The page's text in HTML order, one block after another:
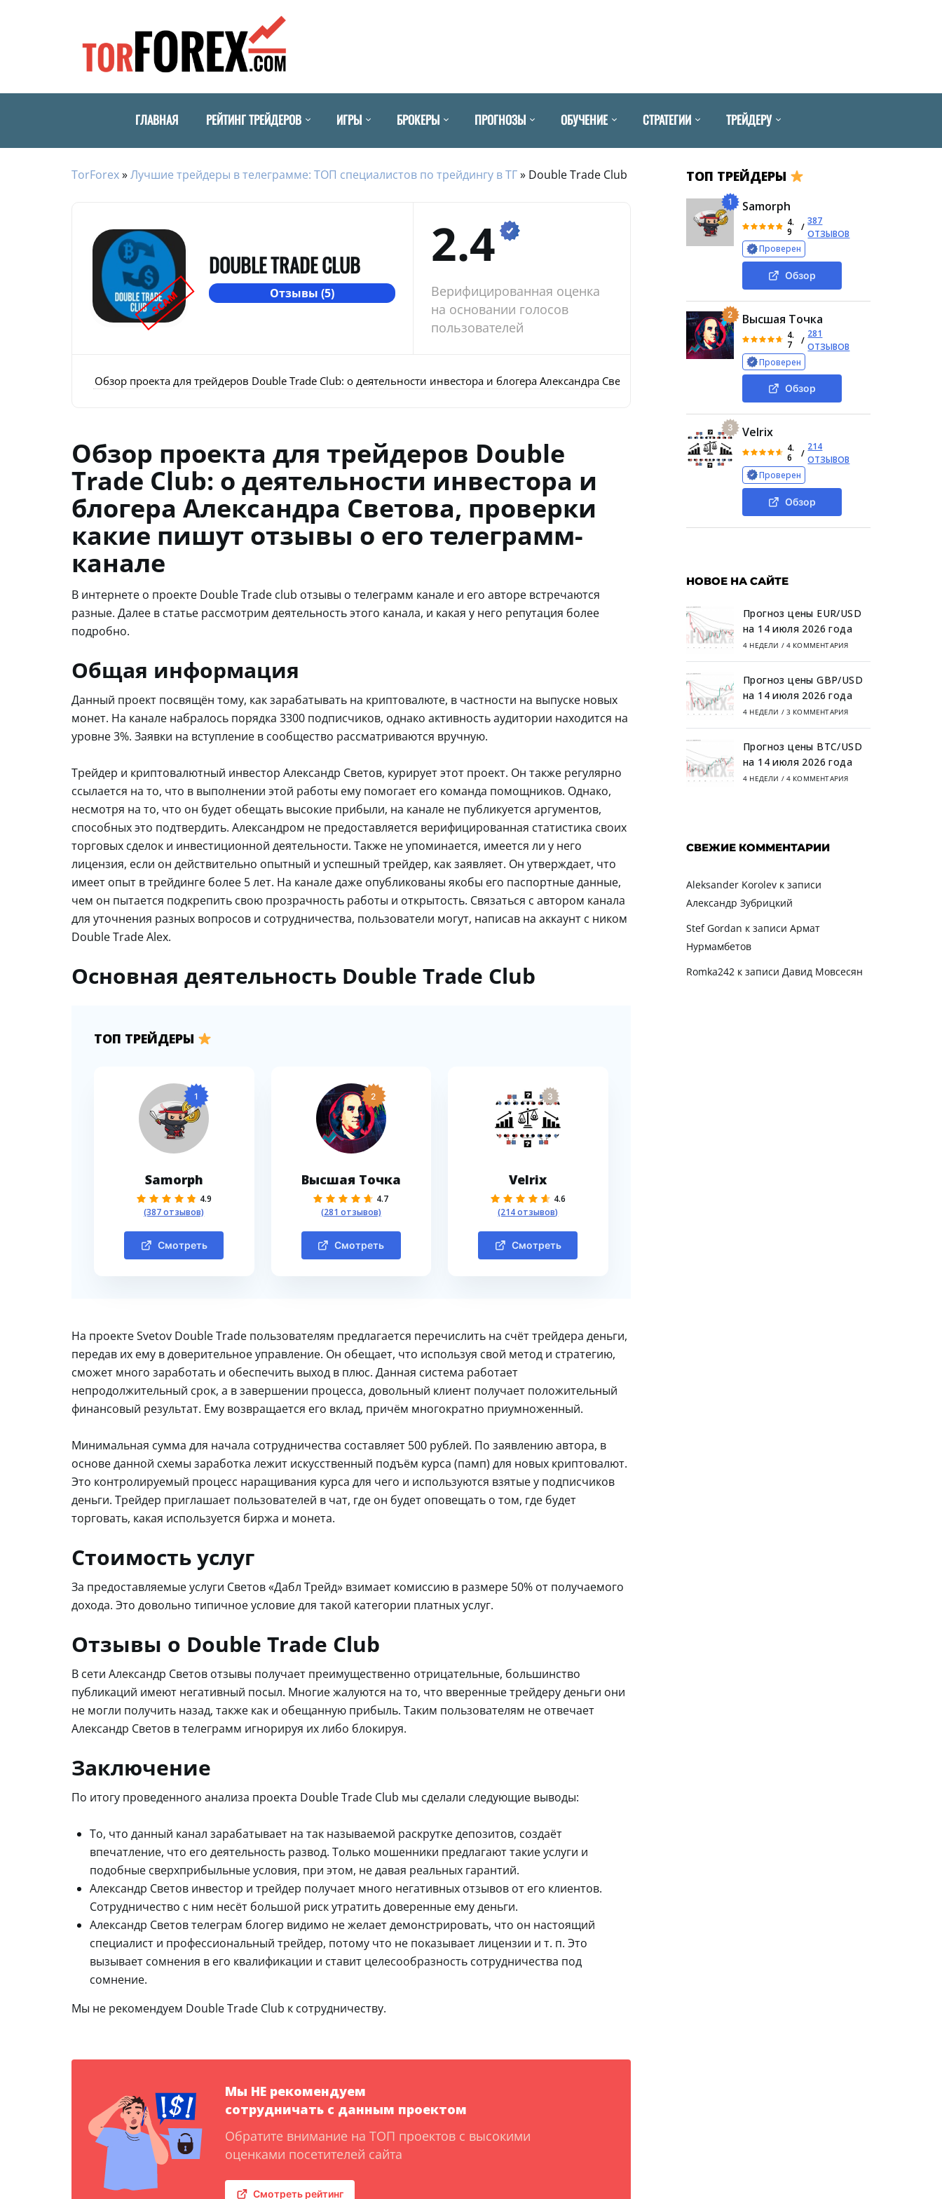
ГЛАВНАЯ РЕЙТИНГ ТРЕЙДЕРОВ ИГРЫ БРОКЕРЫ ПРОГНОЗЫ ОБУЧЕНИЕ СТРАТЕГИИ ТРЕЙДЕРУ
TorForex»Лучшие трейдеры в телеграмме: ТОП специалистов по трейдингу в ТГ» Double Trade Club
SCAM
DOUBLE TRADE CLUB
Отзывы (5)
2.4
Верифицированная оценка
на основании голосов
пользователей
Обзор проекта для трейдеров Double Trade Club: о деятельности инвестора и блогера Александра Светова, проверки какие пишут отзывы о его телеграмм-канале
Обзор проекта для трейдеров Double
Trade Club: о деятельности инвестора и
блогера Александра Светова, проверки
какие пишут отзывы о его телеграмм-
канале
В интернете о проекте Double Trade club отзывы о телеграмм канале и его авторе встречаются
разные. Далее в статье рассмотрим деятельность этого канала, и какая у него репутация более
подробно.
Общая информация
Данный проект посвящён тому, как зарабатывать на криптовалюте, в частности на выпуске новых
монет. На канале набралось порядка 3300 подписчиков, однако активность аудитории находится на
уровне 3%. Заявки на вступление в сообщество рассматриваются вручную.
Трейдер и криптовалютный инвестор Александр Светов, курирует этот проект. Он также регулярно
ссылается на то, что в выполнении этой работы ему помогает его команда помощников. Однако,
несмотря на то, что он будет обещать высокие прибыли, на канале не публикуется аргументов,
способных это подтвердить. Александром не предоставляется верифицированная статистика своих
торговых сделок и инвестиционной деятельности. Также не упоминается, имеется ли у него
лицензия, если он действительно опытный и успешный трейдер, как заявляет. Он утверждает, что
имеет опыт в трейдинге более 5 лет. На канале даже опубликованы якобы его паспортные данные,
чем он пытается подкрепить свою прозрачность работы и открытость. Связаться с автором канала
для уточнения разных вопросов и сотрудничества, пользователи могут, написав на аккаунт с ником
Double Trade Alex.
Основная деятельность Double Trade Club
ТОП ТРЕЙДЕРЫ
1
Samorph
4.9
(387 отзывов)
Смотреть
2
Высшая Точка
4.7
(281 отзывов)
Смотреть
3
Velrix
4.6
(214 отзывов)
Смотреть
На проекте Svetov Double Trade пользователям предлагается перечислить на счёт трейдера деньги,
передав их ему в доверительное управление. Он обещает, что используя свой метод и стратегию,
сможет много заработать и обеспечить выход в плюс. Данная система работает
непродолжительный срок, а в завершении процесса, довольный клиент получает положительный
финансовый результат. Ему возвращается его вклад, причём многократно приумноженный.
Минимальная сумма для начала сотрудничества составляет 500 рублей. По заявлению автора, в
основе данной схемы заработка лежит искусственный подъём курса (памп) для новых криптовалют.
Это контролируемый процесс наращивания курса для чего и используются взятые у подписчиков
деньги. Трейдер приглашает пользователей в чат, где он будет оповещать о том, где будет
торговать, какая используется биржа и монета.
Стоимость услуг
За предоставляемые услуги Светов «Дабл Трейд» взимает комиссию в размере 50% от получаемого
дохода. Это довольно типичное условие для такой категории платных услуг.
Отзывы о Double Trade Club
В сети Александр Светов отзывы получает преимущественно отрицательные, большинство
публикаций имеют негативный посыл. Многие жалуются на то, что вверенные трейдеру деньги они
не могли получить назад, также как и обещанную прибыль. Таким пользователям не отвечает
Александр Светов в телеграмм игнорируя их либо блокируя.
Заключение
По итогу проведенного анализа проекта Double Trade Club мы сделали следующие выводы:
То, что данный канал зарабатывает на так называемой раскрутке депозитов, создаёт
впечатление, что его деятельность развод. Только мошенники предлагают такие услуги и
подобные сверхприбыльные условия, при этом, не давая реальных гарантий.
Александр Светов инвестор и трейдер получает много негативных отзывов от его клиентов.
Сотрудничество с ним несёт большой риск утратить доверенные ему деньги.
Александр Светов телеграм блогер видимо не желает демонстрировать, что он настоящий
специалист и профессиональный трейдер, потому что не показывает лицензии и т. п. Это
вызывает сомнения в его квалификации и ставит целесообразность сотрудничества под
сомнение.
Мы не рекомендуем Double Trade Club к сотрудничеству.
Мы НЕ рекомендуем
сотрудничать с данным проектом
Обратите внимание на ТОП проектов с высокими
оценками посетителей сайта
Смотреть рейтинг
ТОП ТРЕЙДЕРЫ
1 Samorph
4.
9
/
387
ОТЗЫВОВ
Проверен
Обзор
2 Высшая Точка
4.
7
/
281
ОТЗЫВОВ
Проверен
Обзор
3 Velrix
4.
6
/
214
ОТЗЫВОВ
Проверен
Обзор
НОВОЕ НА САЙТЕ
Прогноз цены EUR/USD
на 14 июля 2026 года
4 НЕДЕЛИ / 4 КОММЕНТАРИЯ
Прогноз цены GBP/USD
на 14 июля 2026 года
4 НЕДЕЛИ / 3 КОММЕНТАРИЯ
Прогноз цены BTC/USD
на 14 июля 2026 года
4 НЕДЕЛИ / 4 КОММЕНТАРИЯ
СВЕЖИЕ КОММЕНТАРИИ
Aleksander Korolevк записи
Александр Зубрицкий
Stef Gordan к записи Армат
Нурмамбетов
Romka242 к записи Давид Мовсесян